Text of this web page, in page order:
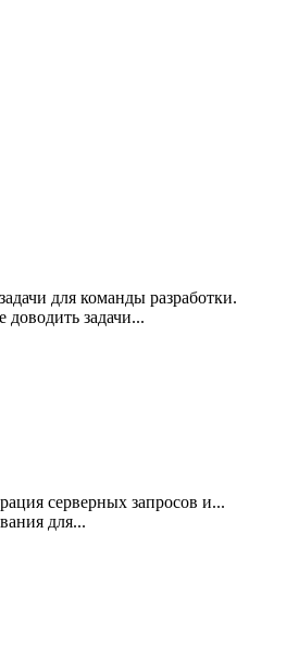
для команды разработки.
доводить задачи...
серверных запросов и...
для...